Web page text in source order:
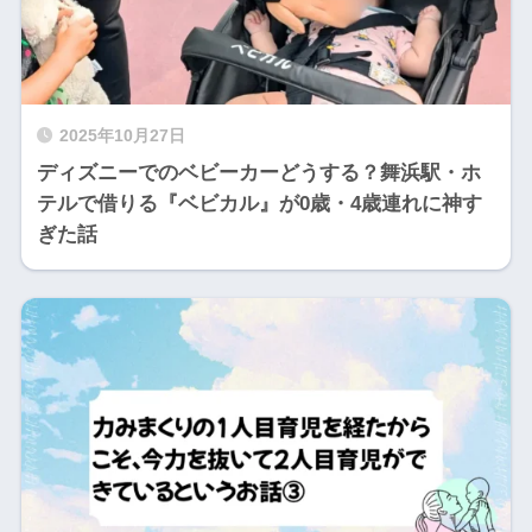
2025年10月27日
ディズニーでのベビーカーどうする？舞浜駅・ホ
テルで借りる『ベビカル』が0歳・4歳連れに神す
ぎた話